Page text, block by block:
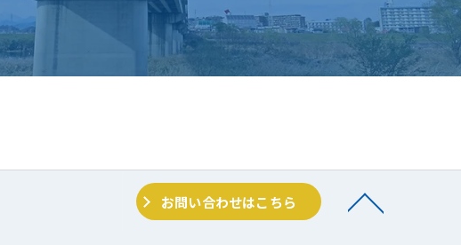
お問い合わせはこちら